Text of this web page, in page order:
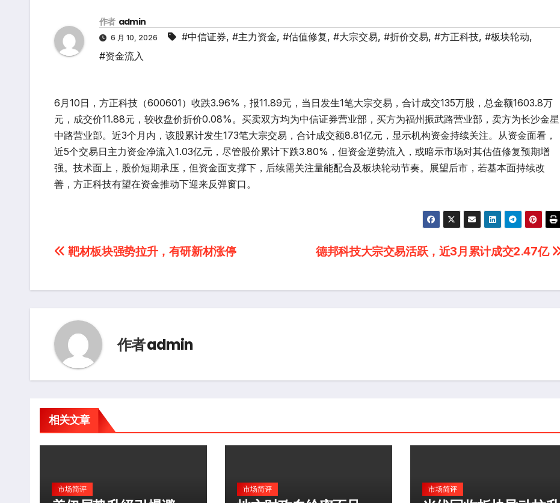
作者 admin
6 月 10, 2026 #中信证券, #主力资金, #估值修复, #大宗交易, #折价交易, #方正科技, #板块轮动,
#资金流入
6月10日，方正科技（600601）收跌3.96%，报11.89元，当日发生1笔大宗交易，合计成交135万股，总金额1603.8万
元，成交价11.88元，较收盘价折价0.08%。买卖双方均为中信证券营业部，买方为福州振武路营业部，卖方为长沙金星
中路营业部。近3个月内，该股累计发生173笔大宗交易，合计成交额8.81亿元，显示机构资金持续关注。从资金面看，
近5个交易日主力资金净流入1.03亿元，尽管股价累计下跌3.80%，但资金逆势流入，或暗示市场对其估值修复预期增
强。技术面上，股价短期承压，但资金面支撑下，后续需关注量能配合及板块轮动节奏。展望后市，若基本面持续改
善，方正科技有望在资金推动下迎来反弹窗口。
文
航
德邦科技大宗交易活跃，近3月累计成交2.47亿
靶材板块强势拉升，有研新材涨停
作者admin
相关文章
市场简评 市场简评 市场简评